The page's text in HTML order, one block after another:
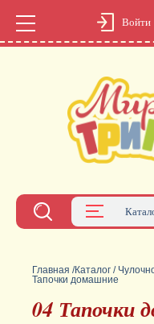
Войти
Главная /Каталог /
Тапочки домашние
04 Тапочки